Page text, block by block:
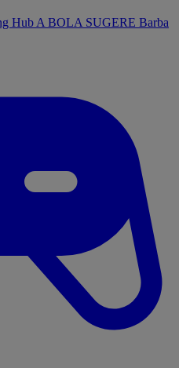
Hub A BOLA SUGERE Barba